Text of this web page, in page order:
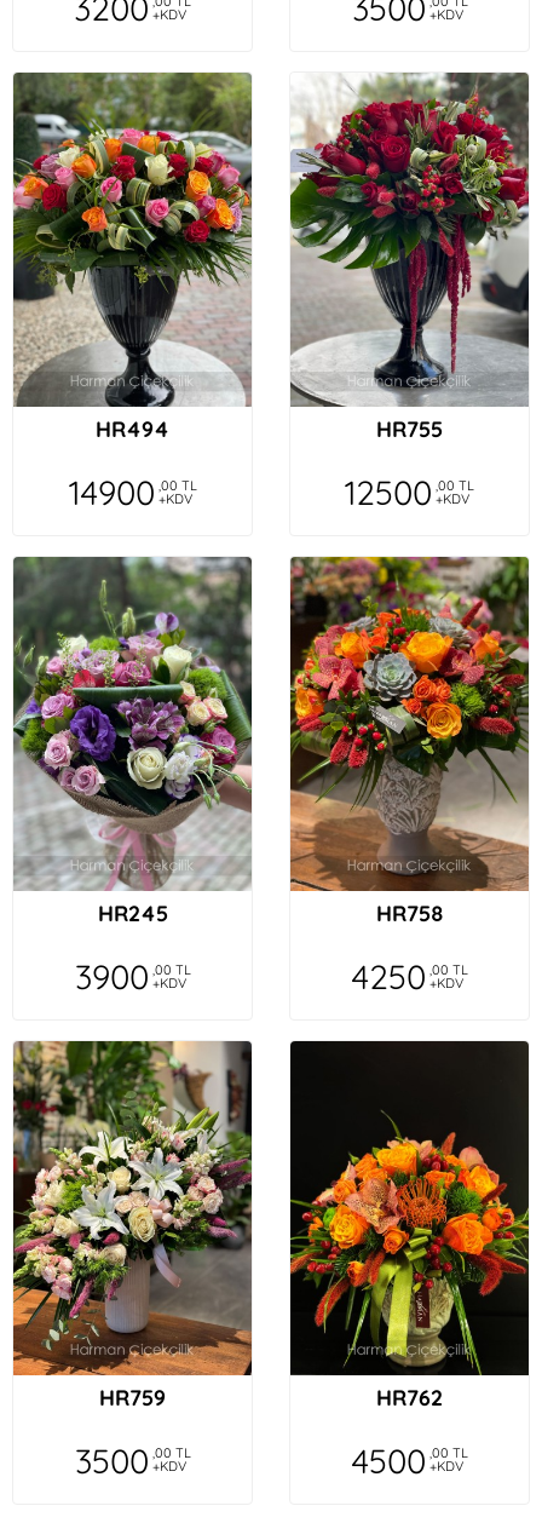
+KDV +KDV
HR494
14900 ,00 TL
+KDV
HR755
12500 ,00 TL
+KDV
HR245
3900 ,00 TL
+KDV
HR758
4250 ,00 TL
+KDV
HR759
3500 ,00 TL
+KDV
HR762
4500 ,00 TL
+KDV